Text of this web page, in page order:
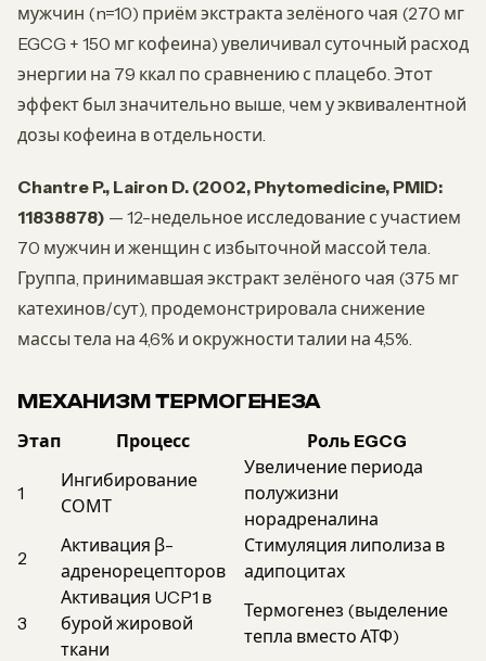
мужчин (n=10) приём экстракта зелёного чая (270 мг
EGCG + 150 мг кофеина) увеличивал суточный расход
энергии на 79 ккал по сравнению с плацебо. Этот
эффект был значительно выше, чем у эквивалентной
дозы кофеина в отдельности.
Chantre P., Lairon D. (2002, Phytomedicine, PMID:
11838878) — 12-недельное исследование с участием
70 мужчин и женщин с избыточной массой тела.
Группа, принимавшая экстракт зелёного чая (375 мг
катехинов/сут), продемонстрировала снижение
массы тела на 4,6% и окружности талии на 4,5%.
МЕХАНИЗМ ТЕРМОГЕНЕЗА
Этап
Процесс Роль EGCG
1
Ингибирование
СОМТ
Увеличение периода
полужизни
норадреналина
2
Активация β-
адренорецепторов
Стимуляция липолиза в
адипоцитах
3
Активация UCP1 в
бурой жировой
ткани
Термогенез (выделение
тепла вместо АТФ)